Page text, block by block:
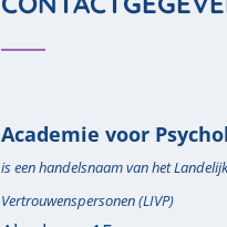
Academie voor
is een handelsnaam van het
Vertrouwenspersonen (LIVP)